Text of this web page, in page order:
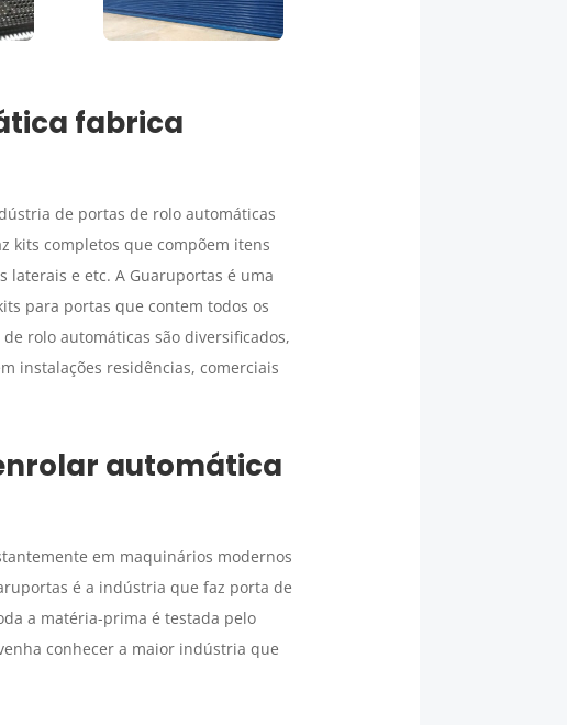
fabrica
de portas de rolo automáticas
kits completos que compõem itens
laterais e etc. A Guaruportas é uma
para portas que contem todos os
rolo automáticas são diversificados,
instalações residências, comerciais
automática
em maquinários modernos
é a indústria que faz porta de
a matéria-prima é testada pelo
conhecer a maior indústria que